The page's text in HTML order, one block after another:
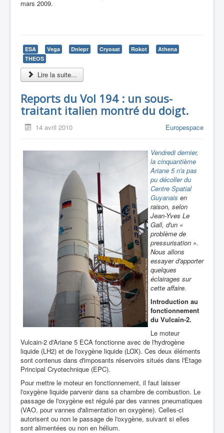
mars 2009.
ESA Vega Dniepr Cryosat Rokot
Athena
THEOS
Lire la suite...
Reports du Vol 194 : un sous-
traitant italien montré du doigt.
14 avril 2010 Europespace
Vendredi dernier,
la cinquantième
Ariane 5 n'a pas
pu décoller du
Centre Spatial
Guyanais en
raison, selon
Jean-Yves Le
Gall, d'un «
problème de
pressurisation ».
Nous allons
essayer d'apporter
quelques
éclairages sur
cette affaire.
Introduction au
fonctionnement
du Vulcain-2.
Le moteur
Vulcain-2 d'Ariane 5 ECA fonctionne avec de l'hydrogène
liquide (LH2) et de l'oxygène liquide (LOX). Ces deux éléments
sont contenus dans d'imposants réservoirs situés dans l'Etage
Principal Cryotechnique (EPC).
Pour mettre le moteur en fonctionnement, il faut laisser
l'oxygène liquide parvenir dans sa chambre de combustion. Le
passage de l'oxygène est régulé par des vannes pneumatiques
(VAO, pour vannes d'alimentation en oxygène). Celles-ci
autorisent ou non le passage de l'oxygène, suivant si elles
sont alimentées ou non en hélium.